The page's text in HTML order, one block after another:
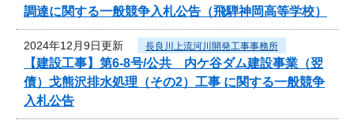
調達に関する一般競争入札公告（飛騨神岡高等学校）
2024年12月9日更新 長良川上流河川開発工事事務所
【建設工事】第6-8号/公共 内ケ谷ダム建設事業（翌
債）戈熊沢排水処理（その2）工事 に関する一般競争
入札公告